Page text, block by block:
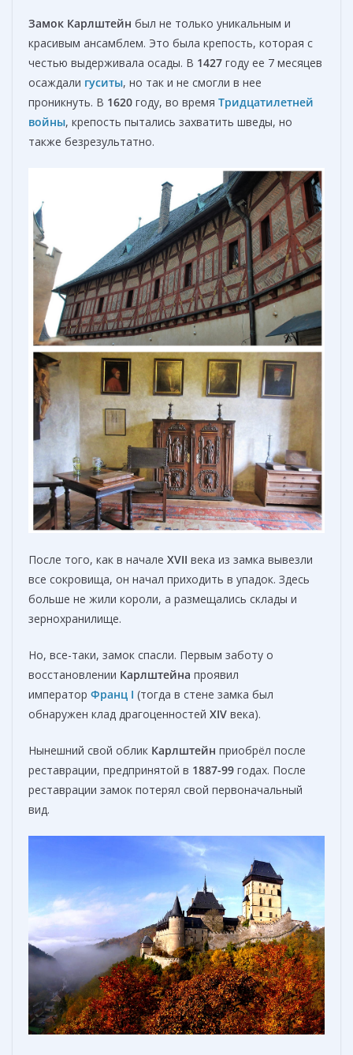
Замок Карлштейн был не только уникальным и
красивым ансамблем. Это была крепость, которая с
честью выдерживала осады. В 1427 году ее 7 месяцев
осаждали гуситы, но так и не смогли в нее
проникнуть. В 1620 году, во время Тридцатилетней
войны, крепость пытались захватить шведы, но
также безрезультатно.
После того, как в начале XVII века из замка вывезли
все сокровища, он начал приходить в упадок. Здесь
больше не жили короли, а размещались склады и
зернохранилище.
Но, все-таки, замок спасли. Первым заботу о
восстановлении Карлштейна проявил
император Франц I (тогда в стене замка был
обнаружен клад драгоценностей XIV века).
Нынешний свой облик Карлштейн приобрёл после
реставрации, предпринятой в 1887-99 годах. После
реставрации замок потерял свой первоначальный
вид.